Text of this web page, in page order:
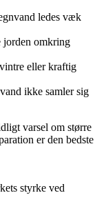
ledes væk
jorden omkring
eller kraftig
ikke samler sig
varsel om større
er den bedste
styrke ved